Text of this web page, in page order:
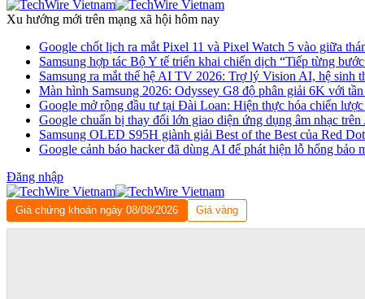
Xu hướng mới trên mạng xã hội hôm nay
Google chốt lịch ra mắt Pixel 11 và Pixel Watch 5 vào giữa
Samsung hợp tác Bộ Y tế triển khai chiến dịch “Tiếp từng
Samsung ra mắt thế hệ AI TV 2026: Trợ lý Vision AI, hệ sinh
Màn hình Samsung 2026: Odyssey G8 độ phân giải 6K với
Google mở rộng đầu tư tại Đài Loan: Hiện thực hóa chiến
Google chuẩn bị thay đổi lớn giao diện ứng dụng âm nhạc
Samsung OLED S95H giành giải Best of the Best của Red
Google cảnh báo hacker đã dùng AI để phát hiện lỗ hổng bảo
Đăng nhập
Giá chứng khoán ngày 08/08/2026 Giá vàng